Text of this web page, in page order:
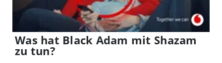
Was hat Black Adam mit Shazam
zu tun?